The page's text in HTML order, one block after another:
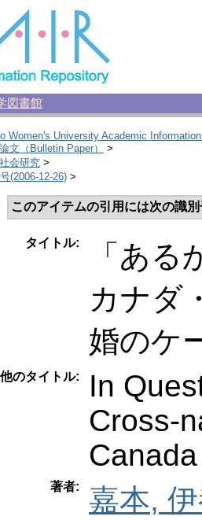
図書館
Women's University Academic
文（Bulletin Paper）
>
会研究 >
(2006-12-26) >
このアイテムの引用には次の識
タイトル:
「あ
カナダ
婚のケ
のタイトル:
In
Cross-
Canada
著者:
嘉本,